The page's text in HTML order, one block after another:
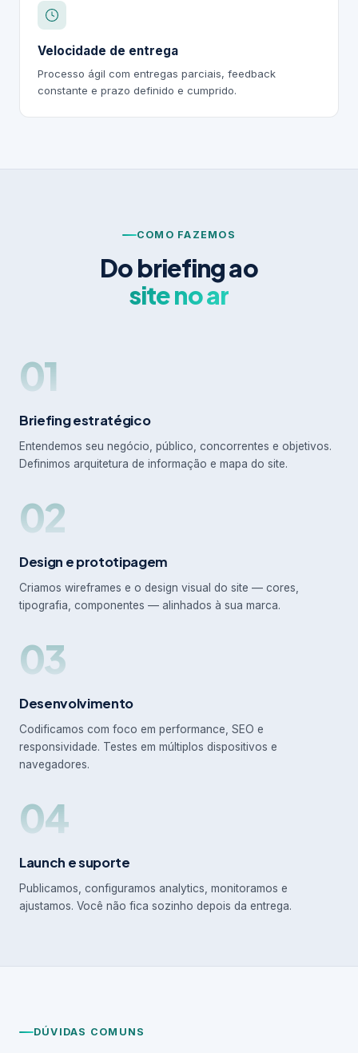
Velocidade de entrega
Processo ágil com entregas parciais, feedback
constante e prazo definido e cumprido.
COMO FAZEMOS
Do briefing ao
site no ar
01
Briefing estratégico
Entendemos seu negócio, público, concorrentes e objetivos.
Definimos arquitetura de informação e mapa do site.
02
Design e prototipagem
Criamos wireframes e o design visual do site — cores,
tipografia, componentes — alinhados à sua marca.
03
Desenvolvimento
Codificamos com foco em performance, SEO e
responsividade. Testes em múltiplos dispositivos e
navegadores.
04
Launch e suporte
Publicamos, configuramos analytics, monitoramos e
ajustamos. Você não fica sozinho depois da entrega.
DÚVIDAS COMUNS